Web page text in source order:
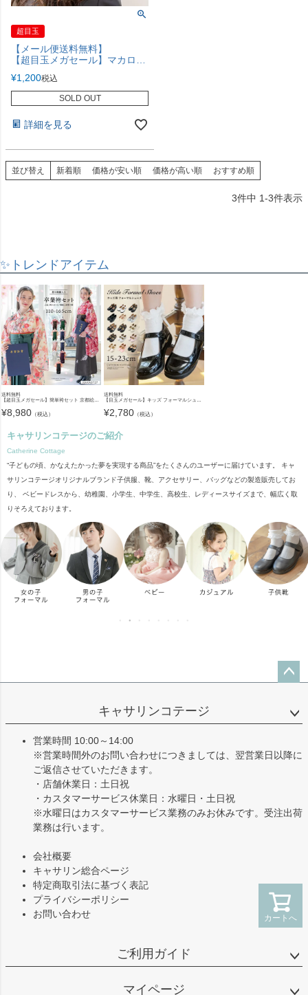
カートへ
超目玉
【メール便送料無料】
【超目玉メガセール】マカロンラメリボンクリップ 大人可愛いリボンデザインのヘアクリップ 髪飾り ヘアアクセサリー キッズ キャサリンコテージ YUP6 《メール便優先商品》
¥1,200税込
SOLD OUT
詳細を見る
並び替え 新着順 価格が安い順 価格が高い順 おすすめ順
3件中 1-3件表示
✨トレンドアイテム
送料無料
【超目玉メガセール】簡単袴セット 京都絵師描き下ろし新柄 2025年3月卒業 着付け かんたん袴 袴セット 小学校 卒業式 卒園式 女の子 袴 保育園 年長袴 簡単着付け 刺繍入り 和装 着物 七五三 [
¥8,980 （税込）
送料無料
【目玉メガセール】キッズ フォーマルシューズ 子供靴 フォーマルシューズ 女の子 ワンストラップ かかとクッション入りで靴擦れしにくい キッズ 入学式 卒業式 TAK ドレスシューズ
¥2,780 （税込）
キャサリンコテージのご紹介
Catherine Cottage
“子どもの頃、かなえたかった夢を実現する商品”をたくさんのユーザーに届けています。 キャ
サリンコテージオリジナルブランド子供服、靴、アクセサリー、バッグなどの製造販売してお
り、 ベビードレスから、幼稚園、小学生、中学生、高校生、レディースサイズまで、幅広く取
りそろえております。
ップ
キャサリンコテージ
営業時間 10:00～14:00
※営業時間外のお問い合わせにつきましては、翌営業日以降に
ご返信させていただきます。
・店舗休業日：土日祝
・カスタマーサービス休業日：水曜日・土日祝
※水曜日はカスタマーサービス業務のみお休みです。受注出荷
業務は行います。
会社概要
キャサリン総合ページ
特定商取引法に基づく表記
プライバシーポリシー
お問い合わせ
ご利用ガイド
マイページ